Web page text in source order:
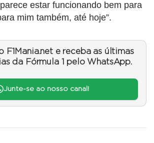
estar funcionando bem para
mim também, até hoje”.
F1Mania.net e receba as últimas
da Fórmula 1 pelo WhatsApp.
Junte-se ao nosso canal!